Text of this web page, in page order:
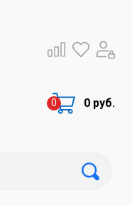
0 руб.